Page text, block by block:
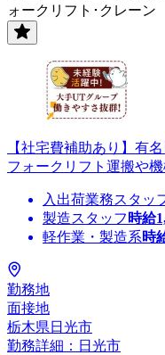
ォークリフト･クレーン
【社宅費補助あり】有
フォークリフト運搬や
入出荷業務スタッ
製造スタッフ 時給
軽作業・製造系時
勤務地
面接地
栃木県日光市
勤務詳細：日光市